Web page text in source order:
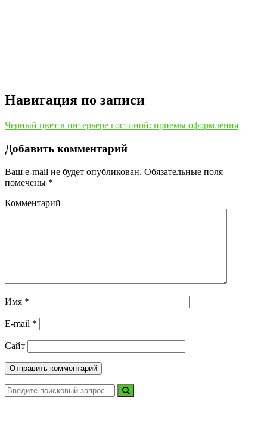
Навигация по записи
Черный цвет в интерьере гостиной: приемы оформления
Добавить комментарий
Ваш e-mail не будет опубликован. Обязательные поля
помечены *
Комментарий
Имя *
E-mail *
Сайт